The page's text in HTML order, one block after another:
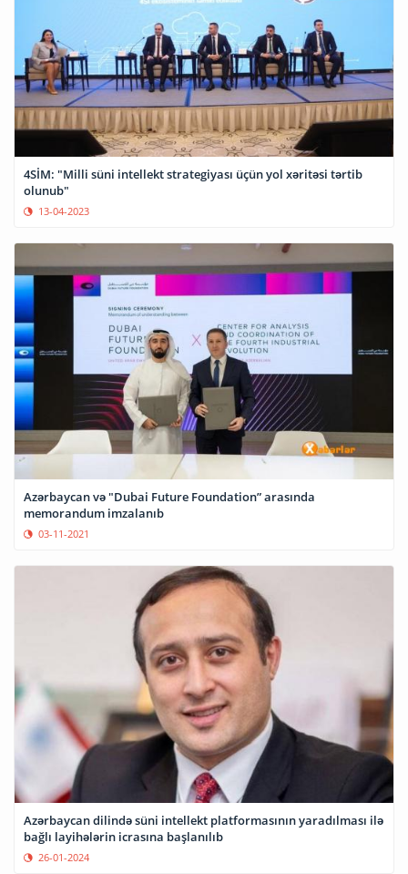
4SİM: "Milli süni intellekt strategiyası üçün yol xəritəsi tərtib
olunub"
13-04-2023
Azərbaycan və "Dubai Future Foundation” arasında
memorandum imzalanıb
03-11-2021
Azərbaycan dilində süni intellekt platformasının yaradılması ilə
bağlı layihələrin icrasına başlanılıb
26-01-2024